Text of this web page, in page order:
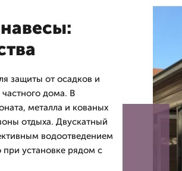
защиты от осадков и
дома. В
металла и кованых
отдыха. Двускатный
водоотведением
установке рядом с